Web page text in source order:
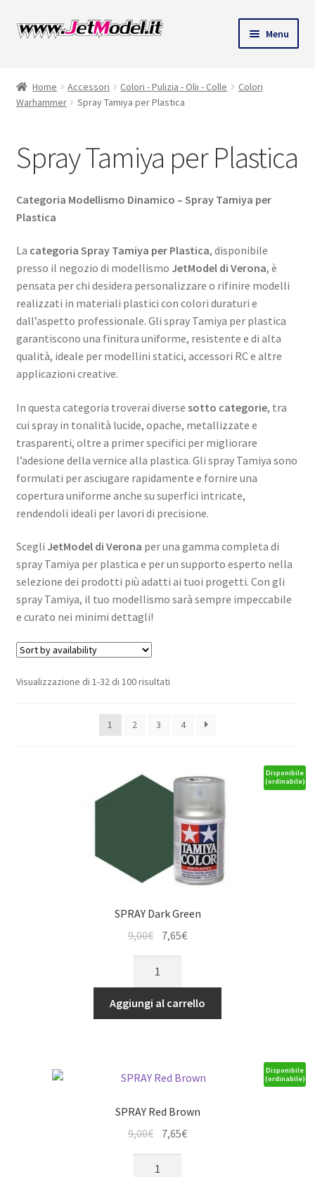
Vai
alla
Vai
Menu
Home Accessori Colori - Pulizia - Olii - Colle
Colori
Warhammer
Spray Tamiya per Plastica
Spray Tamiya per Plastica
Categoria Modellismo Dinamico – Spray Tamiya per
Plastica
La categoria Spray Tamiya per Plastica, disponibile
presso il negozio di modellismo JetModel di Verona, è
pensata per chi desidera personalizzare o rifinire modelli
realizzati in materiali plastici con colori duraturi e
dall’aspetto professionale. Gli spray Tamiya per plastica
garantiscono una finitura uniforme, resistente e di alta
qualità, ideale per modellini statici, accessori RC e altre
applicazioni creative.
In questa categoria troverai diverse sotto categorie, tra
cui spray in tonalità lucide, opache, metallizzate e
trasparenti, oltre a primer specifici per migliorare
l’adesione della vernice alla plastica. Gli spray Tamiya sono
formulati per asciugare rapidamente e fornire una
copertura uniforme anche su superfici intricate,
rendendoli ideali per lavori di precisione.
Scegli JetModel di Verona per una gamma completa di
spray Tamiya per plastica e per un supporto esperto nella
selezione dei prodotti più adatti ai tuoi progetti. Con gli
spray Tamiya, il tuo modellismo sarà sempre impeccabile
e curato nei minimi dettagli!
Visualizzazione di 1-32 di 100 risultati
1 2 3 4
Disponibile
(ordinabile)
SPRAY Dark Green
9,00€
prezzo
originale
era:
9,00€.
7,65€Il
è:
7,65€.
Green
quantità
Aggiungi al carrello
Disponibile
(ordinabile)
SPRAY Red Brown
9,00€
originale
7,65€Il